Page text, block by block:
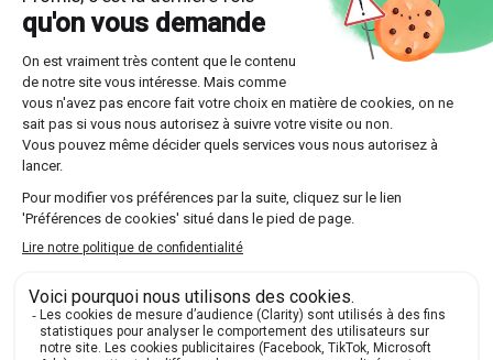
profondément dans les psychologies de ses
personnages, révélant leurs aspirations et leurs
tourments.
Beyond fiction, elle écrit également des essais
éclairants sur les cultures et les modes de vie, comme
"Sexe et mensonges : La Vie sexuelle au Maroc". En
traitant des sujets tels que la sexualité féminine dans les
sociétés arabo-musulmanes, Slimani continue de
repousser les frontières littéraires et culturelles.
Auteur de la célèbre trilogie "Vernon Subutex", Virginie
Despentes offre une vision crue et fascinante de la
société moderne. Ex-punk et ardente féministe,